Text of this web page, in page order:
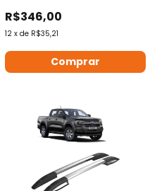
R$346,00
12 x de R$35,21
Comprar